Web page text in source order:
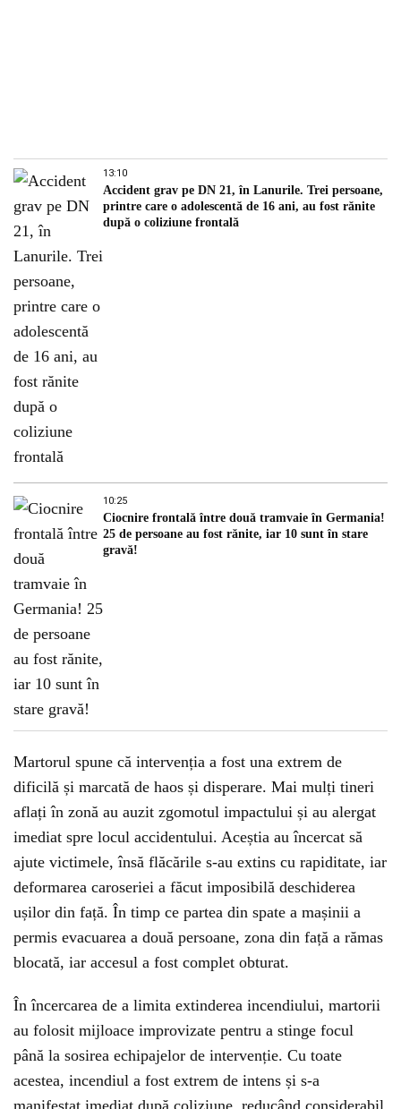
13:10
Accident grav pe DN 21, în Lanurile. Trei persoane,
printre care o adolescentă de 16 ani, au fost rănite
după o coliziune frontală
10:25
Ciocnire frontală între două tramvaie în Germania!
25 de persoane au fost rănite, iar 10 sunt în stare
gravă!
Martorul spune că intervenția a fost una extrem de
dificilă și marcată de haos și disperare. Mai mulți tineri
aflați în zonă au auzit zgomotul impactului și au alergat
imediat spre locul accidentului. Aceștia au încercat să
ajute victimele, însă flăcările s-au extins cu rapiditate, iar
deformarea caroseriei a făcut imposibilă deschiderea
ușilor din față. În timp ce partea din spate a mașinii a
permis evacuarea a două persoane, zona din față a rămas
blocată, iar accesul a fost complet obturat.
În încercarea de a limita extinderea incendiului, martorii
au folosit mijloace improvizate pentru a stinge focul
până la sosirea echipajelor de intervenție. Cu toate
acestea, incendiul a fost extrem de intens și s-a